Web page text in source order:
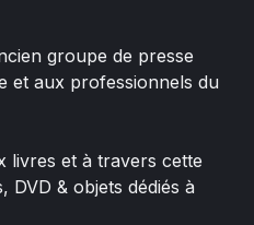
groupe de presse
et aux professionnels du
livres et à travers cette
DVD & objets dédiés à